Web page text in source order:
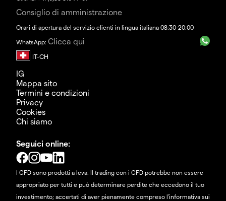
Consiglio di amministrazione
Orari di apertura del servizio clienti in lingua italiana 08:30-20:00
WhatsApp: Clicca qui
IG
Mappa sito
Termini e condizioni
Privacy
Cookies
Chi siamo
Seguici online:
I CFD sono prodotti a leva. Il trading con i CFD potrebbe non essere
appropriato per tutti e può determinare perdite che eccedono il tuo
investimento; accertati di aver pienamente compreso l'informativa sui